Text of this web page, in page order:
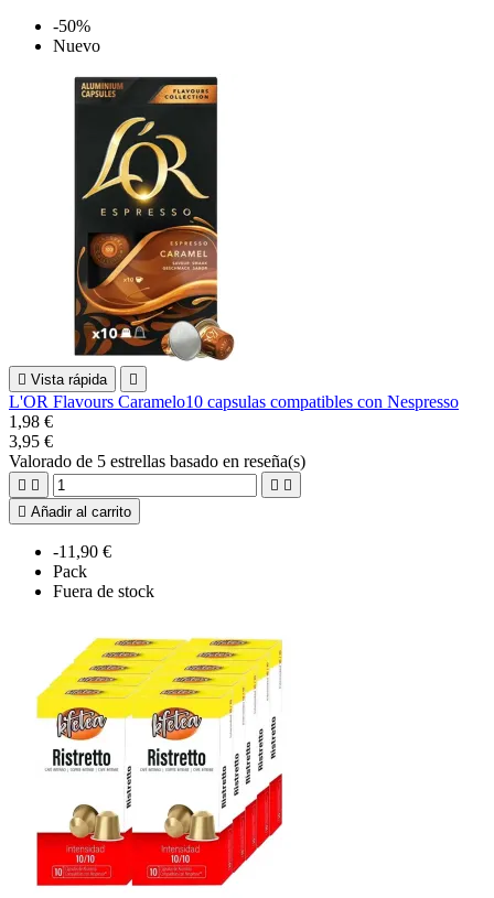
-50%
Nuevo
 Vista rápida 
L'OR Flavours Caramelo10 capsulas compatibles con Nespresso
1,98 €
3,95 €
Valorado de 5 estrellas basado en reseña(s)
   
 Añadir al carrito
-11,90 €
Pack
Fuera de stock